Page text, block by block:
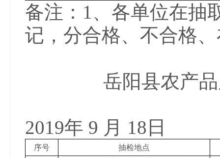
备注：1、各单位在抽
记，分合格、不合格
岳阳县农产
2019年 9 月 18日
序号
抽检地点